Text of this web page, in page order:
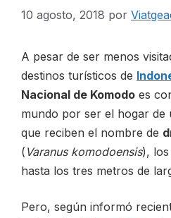
10 agosto, 2018 por
A pesar de ser menos
destinos turísticos de
Nacional de Komodo es
mundo por ser el hogar de
que reciben el nombre de
( Varanus komodoensis),
hasta los tres metros de
Pero, según informó